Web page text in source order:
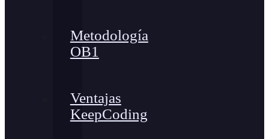
Metodología
OB1
Ventajas
KeepCoding